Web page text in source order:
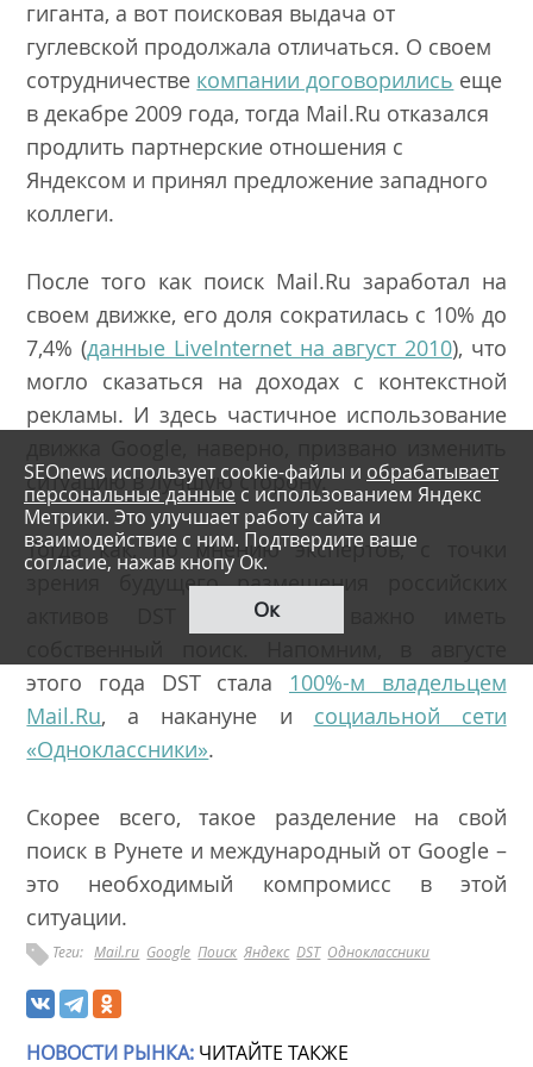
гиганта, а вот поисковая выдача от
гуглевской продолжала отличаться. О своем
сотрудничестве компании договорились еще
в декабре 2009 года, тогда Mail.Ru отказался
продлить партнерские отношения с
Яндексом и принял предложение западного
коллеги.
После того как поиск Mail.Ru заработал на
своем движке, его доля сократилась с 10% до
7,4% (данные LiveInternet на август 2010), что
могло сказаться на доходах с контекстной
рекламы. И здесь частичное использование
ситуацию в лучшую сторону.
Тогда как, по мнению экспертов, с точки
зрения будущего размещения российских
активов DST на бирже важно иметь
этого года DST стала 100%-м владельцем
Mail.Ru, а накануне и социальной сети
«Одноклассники».
Скорее всего, такое разделение на свой
поиск в Рунете и международный от Google –
это необходимый компромисс в этой
ситуации.
Теги: Mail.ru Google Поиск Яндекс DST Одноклассники
SEOnews использует cookie-файлы и обрабатывает
персональные данныес использованием Яндекс
Метрики. Это улучшает работу сайта и
взаимодействие с ним. Подтвердите ваше
согласие, нажав кнопу Ок.
Ок
НОВОСТИ РЫНКА: ЧИТАЙТЕ ТАКЖЕ